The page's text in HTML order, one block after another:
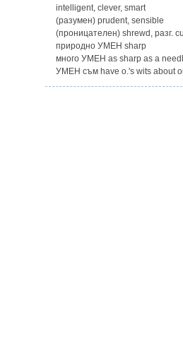
intelligent, clever, smart
(разумен) prudent, sensible
(проницателен) shrewd, разг.
природно УМЕН sharp
много УМЕН as sharp as a
УМЕН съм have o.'s wits about